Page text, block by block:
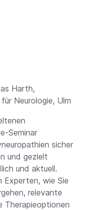
Harth,
Neurologie, Ulm
Seminar
sicher
und gezielt
und aktuell.
Experten, wie Sie
relevante
Therapieoptionen